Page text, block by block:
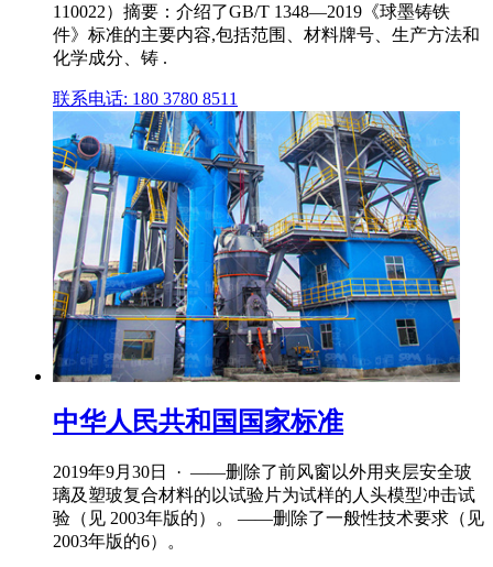
110022）摘要：介绍了GB/T 1348—2019《球墨铸铁
件》标准的主要内容,包括范围、材料牌号、生产方法和
化学成分、铸 .
联系电话: 180 3780 8511
中华人民共和国国家标准
2019年9月30日 · ——删除了前风窗以外用夹层安全玻
璃及塑玻复合材料的以试验片为试样的人头模型冲击试
验（见 2003年版的）。 ——删除了一般性技术要求（见
2003年版的6）。